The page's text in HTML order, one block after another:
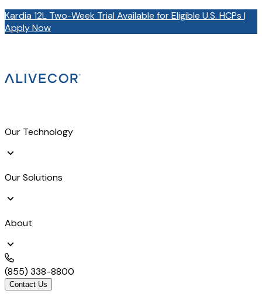
Kardia 12L Two-Week Trial Available for Eligible U.S. HCPs |
Apply Now
Our Technology
Our Solutions
About
(855) 338-8800
Contact Us